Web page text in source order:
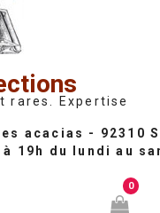
rares. Expertise
0